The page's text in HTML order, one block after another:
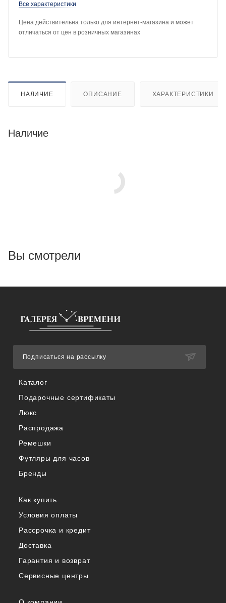
Все характеристики
Цена действительна только для интернет-магазина и может
отличаться от цен в розничных магазинах
НАЛИЧИЕ ОПИСАНИЕ ХАРАКТЕРИСТИКИ
Наличие
Вы смотрели
Каталог
Подарочные сертификаты
Люкс
Распродажа
Ремешки
Футляры для часов
Бренды
Как купить
Условия оплаты
Рассрочка и кредит
Доставка
Гарантия и возврат
Сервисные центры
Подписаться на рассылку